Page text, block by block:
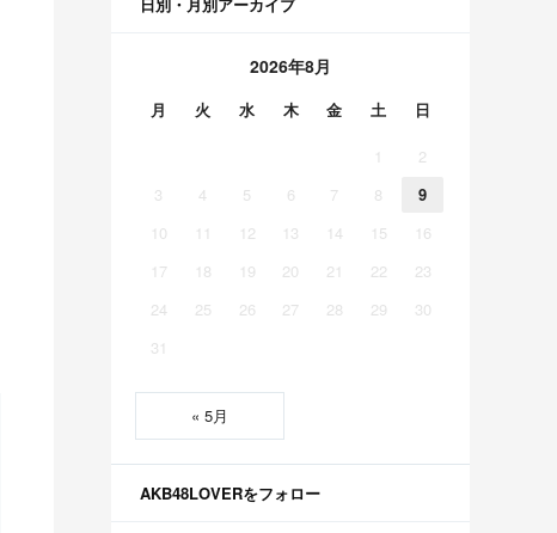
2026年8月
月 火 水 木 金 土 日
1
2
3
4 5 6 7 8
9
10
11 12 13 14 15
16
17
18 19 20 21 22
23
24
25 26 27 28 29
30
31
« 5月
AKB48LOVERをフォロー